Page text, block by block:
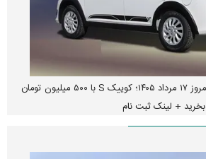
آغاز ثبت نام سایپا از امروز ۱۷ مرداد ۱۴۰۵؛ کوییک S با ۵۰۰ میلیون تومان
بخرید + لینک ثبت نام